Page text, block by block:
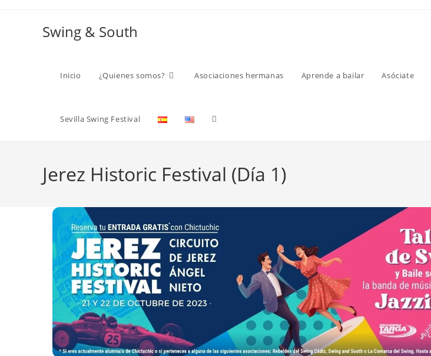
Swing & South
Inicio ¿Quienes somos? Asociaciones hermanas Aprende a bailar Asóciate
Sevilla Swing Festival Alternar
de
la
Jerez Historic Festival (Día 1)